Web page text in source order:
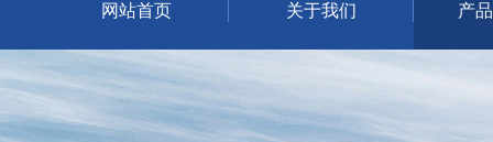
网站首页 关于我们 产